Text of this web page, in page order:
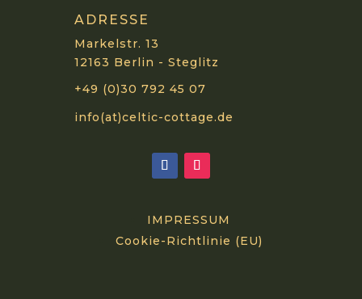
ADRESSE
Markelstr. 13
12163 Berlin - Steglitz
+49 (0)30 792 45 07
info(at)celtic-cottage.de
IMPRESSUM
Cookie-Richtlinie (EU)